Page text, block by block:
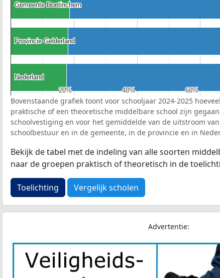
20%
20% 40%
40% 60%
60%
Gemeente Doetinchem
Gemeente Doetinchem
Provincie Gelderland
Provincie Gelderland
Nederland
Nederland
Bovenstaande grafiek toont voor schooljaar 2024-2025
praktische of een theoretische middelbare school zijn
schoolvestiging en voor het gemiddelde van de uitstroom
schoolbestuur en in de gemeente, in de provincie en in
Bekijk de tabel met de indeling van alle soorten
naar de groepen praktisch of theoretisch in de
Toelichting Vergelijk scholen
Advertentie: